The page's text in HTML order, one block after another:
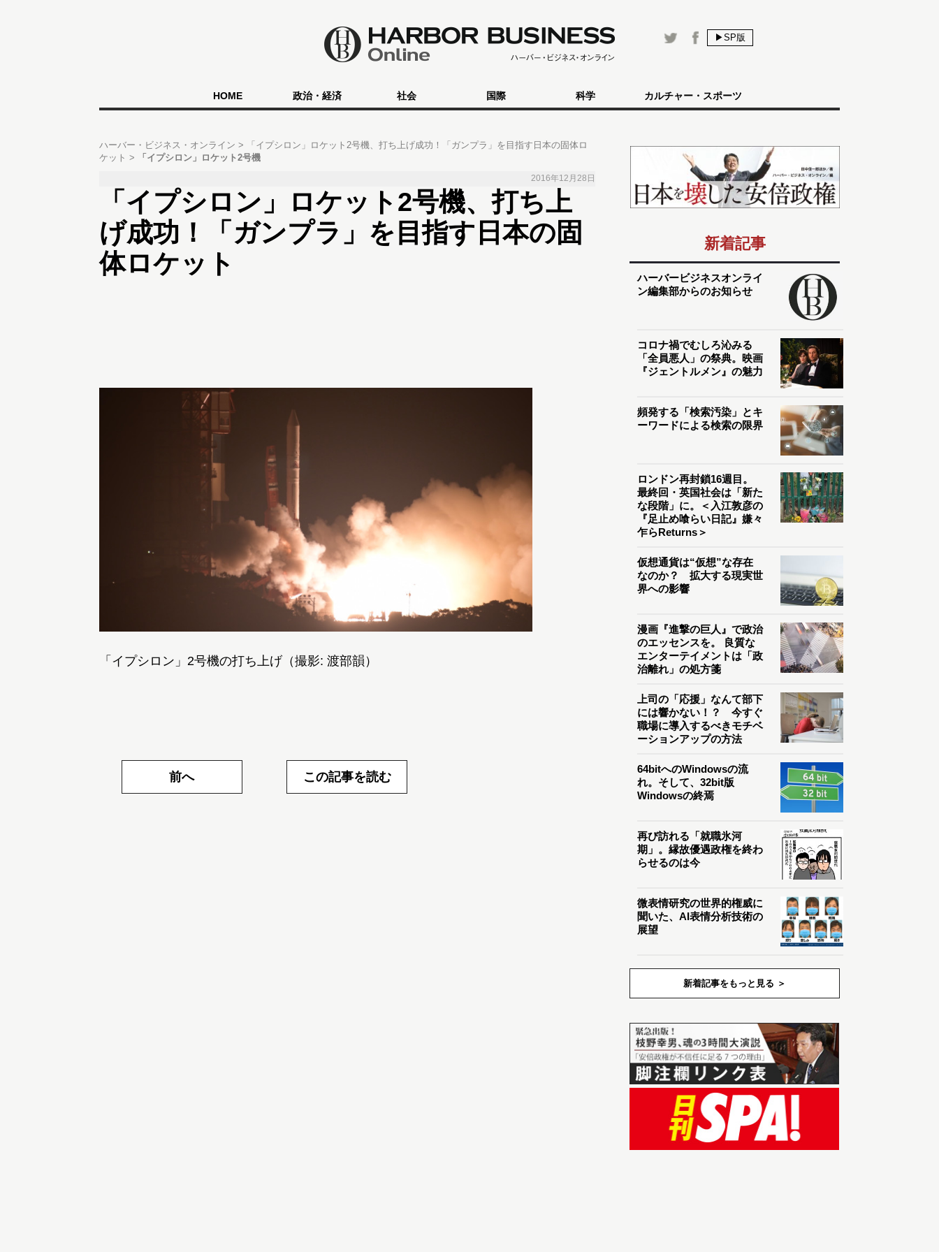
▶SP版
HOME 政治・経済 社会 国際 科学 カルチャー・スポーツ
ハーバー・ビジネス・オンライン
「イプシロン」ロケット2号機、打ち上げ成功！「ガンプラ」を目指す日本の固体ロ
ケット
「イプシロン」ロケット2号機
2016年12月28日
「イプシロン」ロケット2号機、打ち上
げ成功！「ガンプラ」を目指す日本の固
体ロケット
「イプシロン」2号機の打ち上げ（撮影: 渡部韻）
前へ この記事を読む
新着記事
ハーバービジネスオンライ
ン編集部からのお知らせ
コロナ禍でむしろ沁みる
「全員悪人」の祭典。映画
『ジェントルメン』の魅力
頻発する「検索汚染」とキ
ーワードによる検索の限界
ロンドン再封鎖16週目。
最終回・英国社会は「新た
な段階」に。＜入江敦彦の
『足止め喰らい日記』嫌々
乍らReturns＞
仮想通貨は“仮想”な存在
なのか？ 拡大する現実世
界への影響
漫画『進撃の巨人』で政治
のエッセンスを。 良質な
エンターテイメントは「政
治離れ」の処方箋
上司の「応援」なんて部下
には響かない！？ 今すぐ
職場に導入するべきモチベ
ーションアップの方法
64bitへのWindowsの流
れ。そして、32bit版
Windowsの終焉
再び訪れる「就職氷河
期」。縁故優遇政権を終わ
らせるのは今
微表情研究の世界的権威に
聞いた、AI表情分析技術の
展望
新着記事をもっと見る